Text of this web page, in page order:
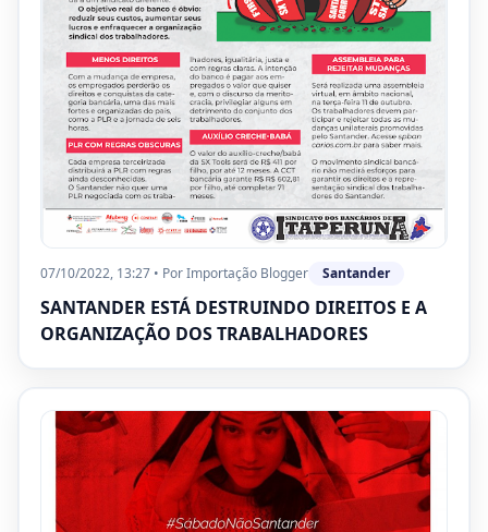
07/10/2022, 13:27 • PorImportação Blogger Santander
SANTANDER ESTÁ DESTRUINDO DIREITOS E A
ORGANIZAÇÃO DOS TRABALHADORES